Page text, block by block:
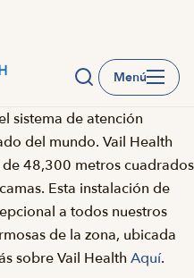
Menú
sistema de atención
del mundo. Vail Health
48,300 metros cuadrados
Esta instalación de
a todos nuestros
de la zona, ubicada
sobre Vail Health Aquí.